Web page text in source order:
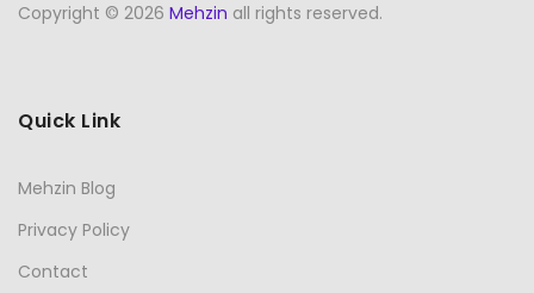
Copyright © 2026 Mehzin all rights reserved.
Quick Link
Mehzin Blog
Privacy Policy
Contact